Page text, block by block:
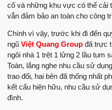
cố và những khu vực có thể cải
vẫn đảm bảo an toàn cho công
Chính vì vậy, trước khi đi đến
ngũ Việt Quang Group đã trực
ngôi nhà 1 trệt 1 lửng 2 lầu tum
Toàn, lắng nghe nhu cầu sử
trao đổi, hai bên đã thống nhất
kết cấu hiện hữu, nhu cầu sử
đình.